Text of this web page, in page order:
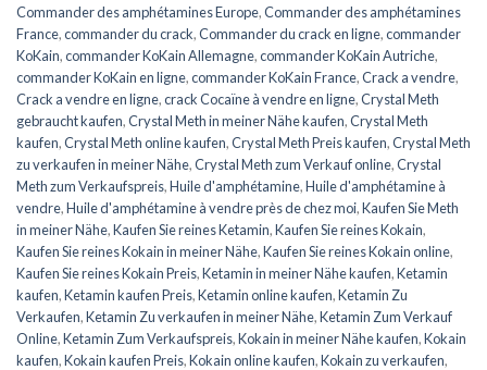
Commander des amphétamines Europe,Commander des amphétamines
France,commander du crack,Commander du crack en ligne,commander
KoKain,commander KoKain Allemagne,commander KoKain Autriche,
commander KoKain en ligne,commander KoKain France,Crack a vendre,
Crack a vendre en ligne,crack Cocaïne à vendre en ligne,Crystal Meth
gebraucht kaufen,Crystal Meth in meiner Nähe kaufen,Crystal Meth
kaufen,Crystal Meth online kaufen,Crystal Meth Preis kaufen,Crystal Meth
zu verkaufen in meiner Nähe,Crystal Meth zum Verkauf online,Crystal
Meth zum Verkaufspreis,Huile d'amphétamine,Huile d'amphétamine à
vendre,Huile d'amphétamine à vendre près de chez moi,Kaufen Sie Meth
in meiner Nähe,Kaufen Sie reines Ketamin,Kaufen Sie reines Kokain,
Kaufen Sie reines Kokain in meiner Nähe,Kaufen Sie reines Kokain online,
Kaufen Sie reines Kokain Preis,Ketamin in meiner Nähe kaufen,Ketamin
kaufen,Ketamin kaufen Preis,Ketamin online kaufen,Ketamin Zu
Verkaufen,Ketamin Zu verkaufen in meiner Nähe,Ketamin Zum Verkauf
Online,Ketamin Zum Verkaufspreis,Kokain in meiner Nähe kaufen,Kokain
kaufen,Kokain kaufen Preis,Kokain online kaufen,Kokain zu verkaufen,